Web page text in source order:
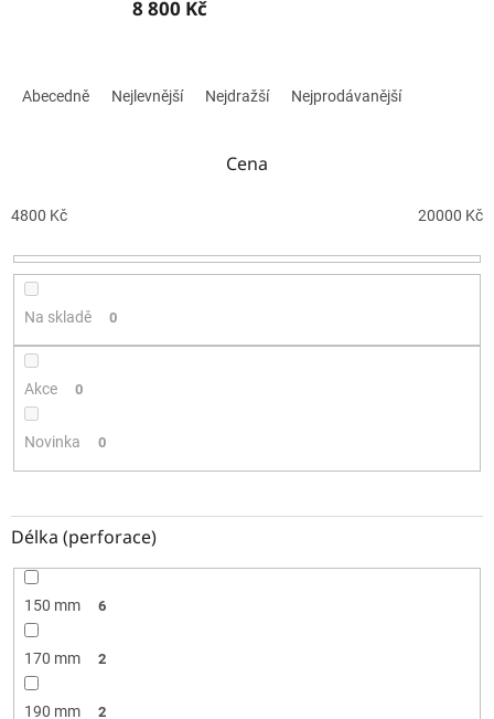
8 800 Kč
p
o
Abecedně Nejlevnější Nejdražší Nejprodávanější
Cena
4800 Kč 20000 Kč
Na skladě 0
Akce 0
Novinka 0
Délka (perforace)
150 mm 6
170 mm 2
190 mm 2